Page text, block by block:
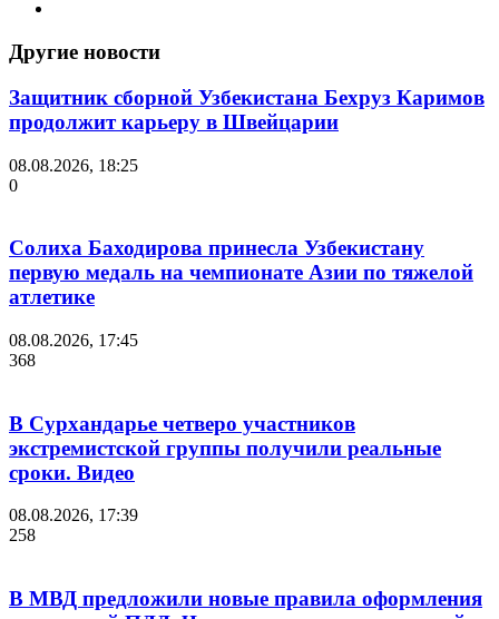
Другие новости
Защитник сборной Узбекистана Бехруз Каримов
продолжит карьеру в Швейцарии
08.08.2026, 18:25
0
Солиха Баходирова принесла Узбекистану
первую медаль на чемпионате Азии по тяжелой
атлетике
08.08.2026, 17:45
368
В Сурхандарье четверо участников
экстремистской группы получили реальные
сроки. Видео
08.08.2026, 17:39
258
В МВД предложили новые правила оформления